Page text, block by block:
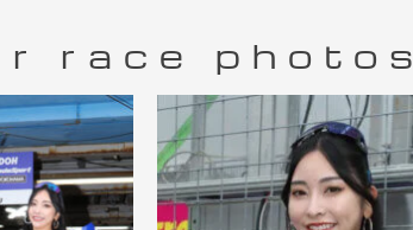
race photos